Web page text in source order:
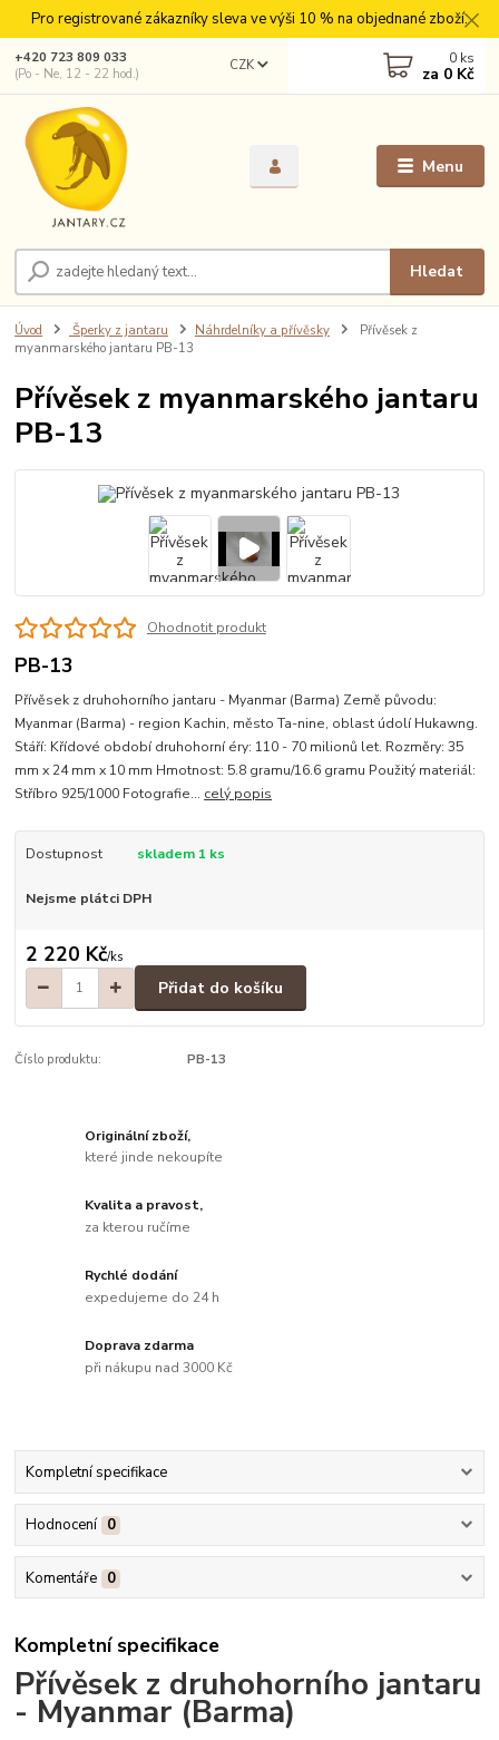
Pro registrované zákazníky sleva ve výši 10 % na objednané zboží.
Menu
CZK
Hledat
+420 723 809 033
(Po - Ne, 12 - 22 hod.)
0 ks
za 0 Kč
Úvod Šperky z jantaru Náhrdelníky a přívěsky
Přívěsek z
myanmarského jantaru PB-13
Přívěsek z myanmarského jantaru
PB-13
Ohodnotit produkt
PB-13
Přívěsek z druhohorního jantaru - Myanmar (Barma) Země původu:
Myanmar (Barma) - region Kachin, město Ta-nine, oblast údolí Hukawng.
Stáří: Křídové období druhohorní éry: 110 - 70 milionů let. Rozměry: 35
mm x 24 mm x 10 mm Hmotnost: 5.8 gramu/16.6 gramu Použitý materiál:
Stříbro 925/1000 Fotografie... celý popis
Dostupnost skladem 1 ks
Nejsme plátci DPH
2 220 Kč/ks
Přidat do košíku
Číslo produktu: PB-13
Originální zboží,
které jinde nekoupíte
Kvalita a pravost,
za kterou ručíme
Rychlé dodání
expedujeme do 24 h
Doprava zdarma
při nákupu nad 3000 Kč
Kompletní specifikace
Hodnocení 0
Komentáře 0
Kompletní specifikace
Přívěsek z druhohorního jantaru
- Myanmar (Barma)